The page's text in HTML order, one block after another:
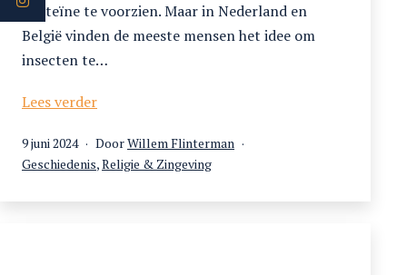
proteïne te voorzien. Maar in Nederland en
België vinden de meeste mensen het idee om
insecten te…
Lees verderSprinkhanen
met
de
Gepubliceerd
op
9 juni 2024 DoorWillem Flinterman
Gecategoriseerd
Geschiedenis,Religie & Zingeving